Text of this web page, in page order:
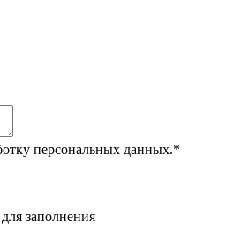
персональных данных.*
заполнения